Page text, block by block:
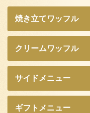
焼き立てワッフル
クリームワッフル
サイドメニュー
ギフトメニュー